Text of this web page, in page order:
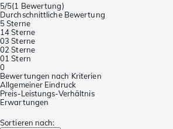
5/5(1 Bewertung)
Durchschnittliche Bewertung
5 Sterne
14 Sterne
03 Sterne
02 Sterne
01 Stern
0
Bewertungen nach Kriterien
Allgemeiner Eindruck
Preis-Leistungs-Verhältnis
Erwartungen
Sortieren nach: